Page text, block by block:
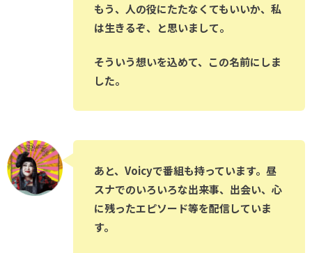
もう、人の役にたたなくてもいいか、私
は生きるぞ、と思いまして。
そういう想いを込めて、この名前にしま
した。
あと、Voicyで番組も持っています。昼
スナでのいろいろな出来事、出会い、心
に残ったエピソード等を配信していま
す。